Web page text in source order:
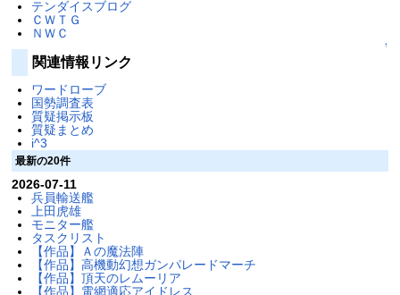
テンダイスブログ
ＣＷＴＧ
ＮＷＣ
↑
関連情報リンク
ワードローブ
国勢調査表
質疑掲示板
質疑まとめ
i^3
最新の20件
2026-07-11
兵員輸送艦
上田虎雄
モニター艦
タスクリスト
【作品】Ａの魔法陣
【作品】高機動幻想ガンパレードマーチ
【作品】頂天のレムーリア
【作品】電網適応アイドレス